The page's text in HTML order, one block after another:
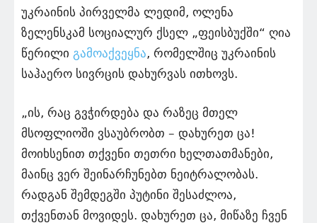
უკრაინის პირველმა ლედიმ, ოლენა
ზელენსკამ სოციალურ ქსელ „ფეისბუქში“ ღია
წერილი გამოაქვეყნა, რომელშიც უკრაინის
საჰაერო სივრცის დახურვას ითხოვს.
„ის, რაც გვჭირდება და რაზეც მთელ
მსოფლიოში ვსაუბრობთ – დახურეთ ცა!
მოიხსენით თქვენი თეთრი ხელთათმანები,
მაინც ვერ შეინარჩუნებთ ნეიტრალობას.
რადგან შემდეგში პუტინი შესაძლოა,
თქვენთან მოვიდეს. დახურეთ ცა, მიწაზე ჩვენ